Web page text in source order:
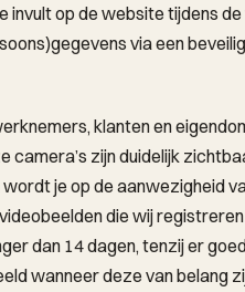
invult op de website tijdens
via een
klanten en
camera’s zijn duidelijk
wordt je op de aanwezigheid
die wij
dan 14 dagen, tenzij er
wanneer deze van belang